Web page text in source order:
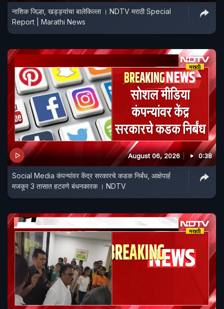
नाशिक जिल्हा, खड्ड्यांचा बालेकिल्ला । NDTV मराठी Special
Report | Marathi News
August 06, 2026 0:38
Social Media कंपन्यांवर केंद्र सरकारचे कडक निर्बंध, आक्षेपार्ह
मजकूर 3 तासात हटवणे बंधनकारक । NDTV